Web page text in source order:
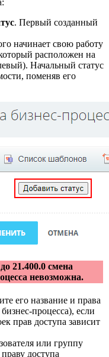
. Первый созданный
начинает свою работу
расположен на
Начальный статус
поменяв его
21.400.0 смена
невозможна.
его название и права
процесса), если
прав доступа зависит
или группу
доступа